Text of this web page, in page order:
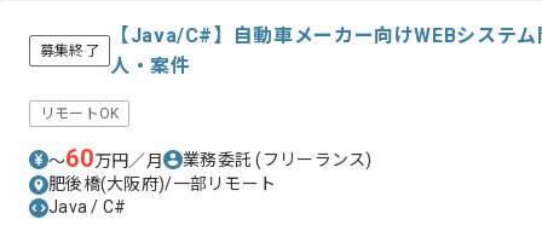
募集終了
【Java/C#】自動車メーカー向けWEBシステ
人・案件
リモートOK
〜60万円／月 業務委託(フリーランス)
肥後橋(大阪府)/一部リモート
Java / C#